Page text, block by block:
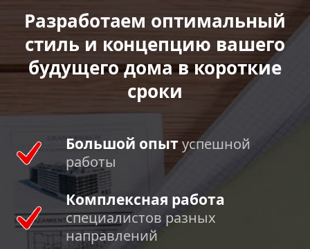
Разработаем оптимальный
стиль и концепцию вашего
будущего дома в короткие
сроки
Большой опытуспешной
работы
Комплексная работа
специалистов разных
направлений